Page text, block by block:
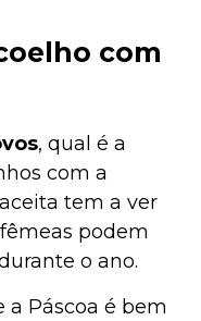
com
, qual é a
com a
tem a ver
podem
o ano.
a Páscoa é bem